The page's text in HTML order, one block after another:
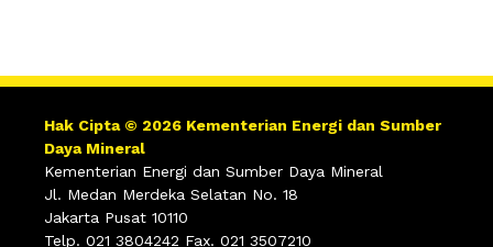
Hak Cipta © 2026 Kementerian Energi dan Sumber
Daya Mineral
Kementerian Energi dan Sumber Daya Mineral
Jl. Medan Merdeka Selatan No. 18
Jakarta Pusat 10110
Telp. 021 3804242 Fax. 021 3507210